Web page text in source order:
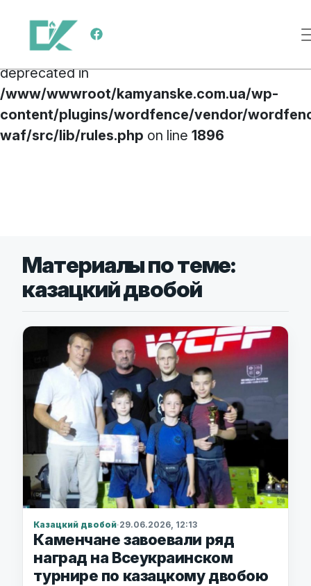
Deprecated
: preg_replace(): Passing null to
parameter #3 ($subject) of type array|string is
deprecated in
/www/wwwroot/kamyanske.com.ua/wp-
content/plugins/wordfence/vendor/
waf/src/lib/rules.php on line 1896
Меню навигации
Материалы по теме:
казацкий двобой
Казацкий двобой·29.06.2026, 12:13
Каменчане завоевали ряд
наград на Всеукраинском
турнире по казацкому двобою